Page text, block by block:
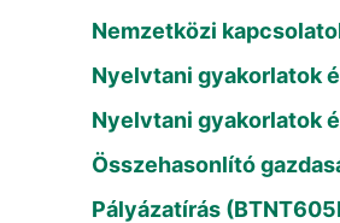
Nemzetközi
Nyelvtani gyakorlatok
Nyelvtani gyakorlatok
Összehasonlító
Pályázatírás